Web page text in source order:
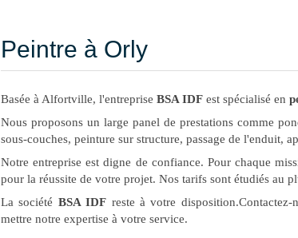
Peintre à Orly
Basée à Alfortville, l'entreprise BSA IDF est spécialisé en
Nous proposons un large panel de prestations comme
sous-couches, peinture sur structure, passage de l'enduit,
Notre entreprise est digne de confiance. Pour chaque
pour la réussite de votre projet. Nos tarifs sont étudiés au
La société BSA IDF reste à votre
mettre notre expertise à votre service.